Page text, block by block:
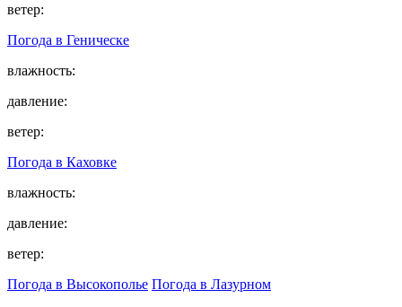
ветер:
Погода в Геническе
влажность:
давление:
ветер:
Погода в Каховке
влажность:
давление:
ветер:
Погода в Высокополье Погода в Лазурном